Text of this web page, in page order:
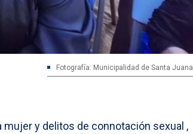
Fotografía: Municipalidad de Santa Juana
y delitos de connotación sexual ,